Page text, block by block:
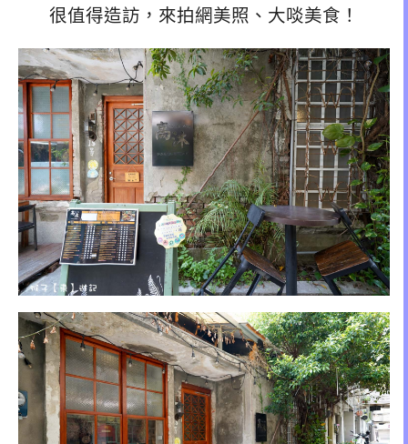
很值得造訪，來拍網美照、大啖美食！